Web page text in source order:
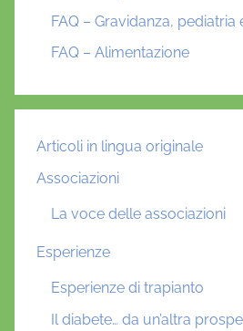
FAQ – Gravidanza, pediatria
FAQ – Alimentazione
Articoli in lingua originale
Associazioni
La voce delle associazioni
Esperienze
Esperienze di trapianto
Il diabete… da un’altra